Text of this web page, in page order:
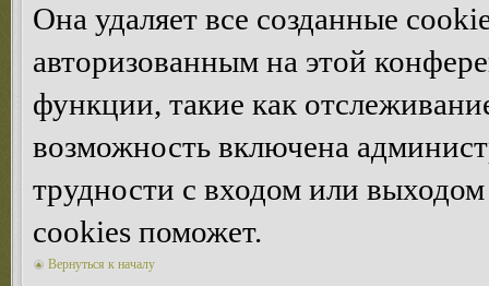
Она удаляет все созданные
авторизованным на этой
функции, такие как
возможность включена
трудности с входом или
cookies поможет.
Вернуться к началу